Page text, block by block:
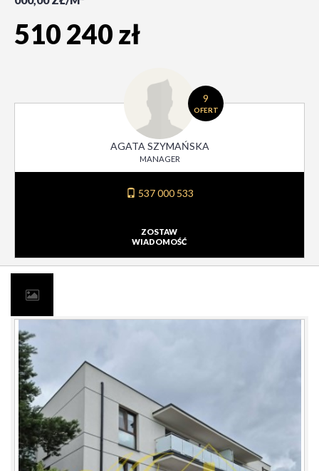
510 240 zł
9
OFERT
AGATA SZYMAŃSKA
MANAGER
537 000 533
ZOSTAW
WIADOMOŚĆ